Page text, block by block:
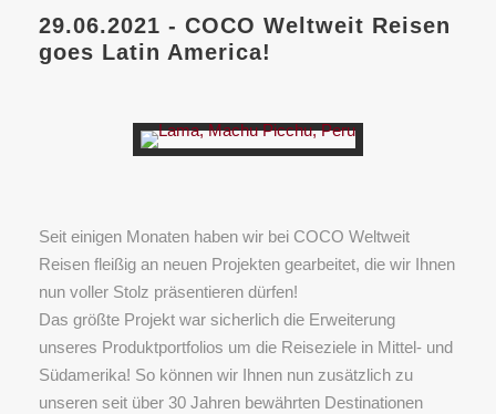
29.06.2021 - COCO Weltweit Reisen
goes Latin America!
Seit einigen Monaten haben wir bei COCO Weltweit
Reisen fleißig an neuen Projekten gearbeitet, die wir Ihnen
nun voller Stolz präsentieren dürfen!
Das größte Projekt war sicherlich die Erweiterung
unseres Produktportfolios um die Reiseziele in Mittel- und
Südamerika! So können wir Ihnen nun zusätzlich zu
unseren seit über 30 Jahren bewährten Destinationen